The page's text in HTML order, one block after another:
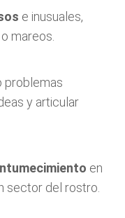
e inusuales,
mareos.
problemas
y articular
en
sector del rostro.